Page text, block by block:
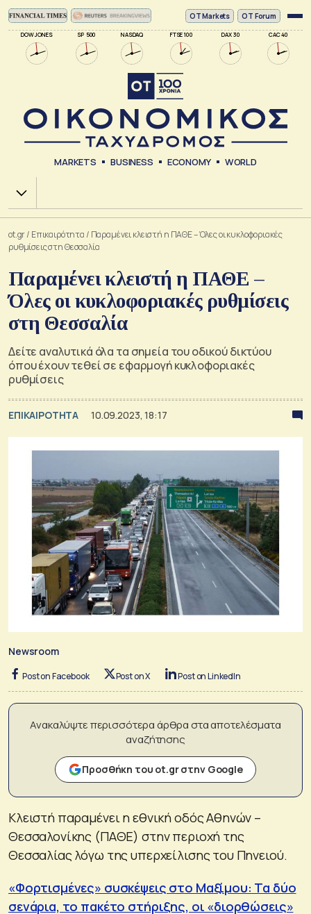
DOW JONES SP 500 NASDAQ FTSE 100 DAX 30 CAC 40
ΟΤ Markets OT Forum
MARKETS BUSINESS ECONOMY WORLD
Χ.Α.
ot.gr/ Επικαιρότητα / Παραμένει κλειστή η ΠΑΘΕ – Όλες οι κυκλοφοριακές
ρυθμίσεις στη Θεσσαλία
Παραμένει κλειστή η ΠΑΘΕ –
Όλες οι κυκλοφοριακές ρυθμίσεις
στη Θεσσαλία
Δείτε αναλυτικά όλα τα σημεία του οδικού δικτύου
όπου έχουν τεθεί σε εφαρμογή κυκλοφοριακές
ρυθμίσεις
ΕΠΙΚΑΙΡΟΤΗΤΑ 10.09.2023, 18:17
Newsroom
Post on Facebook Post on X Post on LinkedIn
Ανακαλύψτε περισσότερα άρθρα στα αποτελέσματα
αναζήτησης
Προσθήκη του ot.gr στην Google
Κλειστή παραμένει η εθνική οδός Αθηνών –
Θεσσαλονίκης (ΠΑΘΕ) στην περιοχή της
Θεσσαλίας λόγω της υπερχείλισης του Πηνειού.
«Φορτισμένες» συσκέψεις στο Μαξίμου: Τα δύο
σενάρια, το πακέτο στήριξης, οι «διορθώσεις»